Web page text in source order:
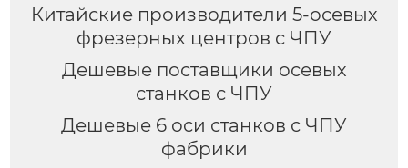
Китайские производители 5-осевых
фрезерных центров с ЧПУ
Дешевые поставщики осевых
станков с ЧПУ
Дешевые 6 оси станков с ЧПУ
фабрики